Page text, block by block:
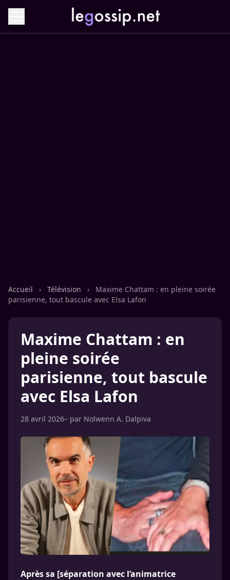
Accueil › Télévision ›
Maxime Chattam : en pleine soirée
parisienne, tout bascule avec Elsa Lafon
Maxime Chattam : en
pleine soirée
parisienne, tout bascule
avec Elsa Lafon
28 avril 2026– par Nolwenn A. Dalpiva
Après sa [séparation avec l’animatrice